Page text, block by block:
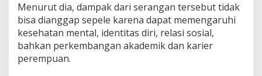
Menurut dia, dampak dari serangan tersebut tidak
bisa dianggap sepele karena dapat memengaruhi
kesehatan mental, identitas diri, relasi sosial,
bahkan perkembangan akademik dan karier
perempuan.